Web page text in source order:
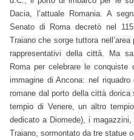
Dacia, l’attuale Romania. A
Senato di Roma decretò nel
Traiano che sorge tuttora
rappresentativi della città. Ma
Roma per celebrare le conquiste
immagine di Ancona: nel
romane dal porto della città
tempio di Venere, un altro
dedicato a Diomede), i
Traiano, sormontato da tre statue